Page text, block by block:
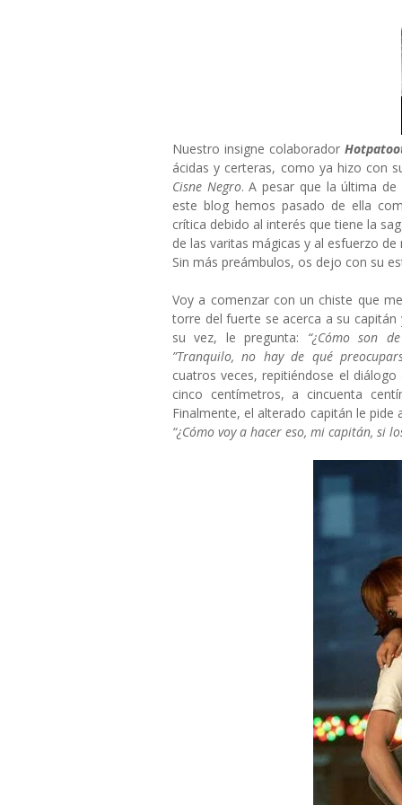
Nuestro insigne colaborador
ácidas y certeras, como ya hizo con
Cisne Negro. A pesar que la última
este blog hemos pasado de ella
crítica debido al interés que tiene la
de las varitas mágicas y al esfuerzo
Sin más preámbulos, os dejo con su
Voy a comenzar con un chiste que
torre del fuerte se acerca a su
su vez, le pregunta: “¿Cómo son
”Tranquilo, no hay de qué
cuatros veces, repitiéndose el
cinco centímetros, a cincuenta
Finalmente, el alterado capitán le
“¿Cómo voy a hacer eso, mi capitán, si